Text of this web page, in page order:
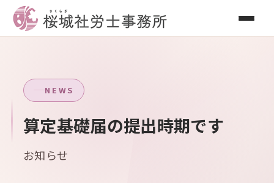
NEWS
算定基礎届の提出時期です
お知らせ